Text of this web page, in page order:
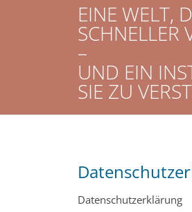
EINE WELT,
SCHNELLER
–
UND EIN
SIE ZU
Datenschutzerklärung